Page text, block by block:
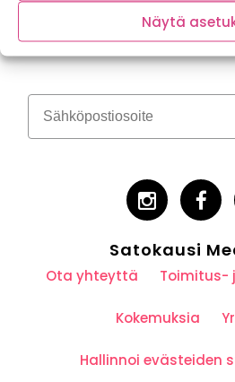
Näytä
Tilaa
Satokausi
Ota yhteyttä Toimitus-
Kokemuksia
Hallinnoi evästeiden